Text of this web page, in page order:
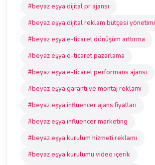
#beyaz eşya dijital pr ajansı
#beyaz eşya dijital reklam bütçesi yönetimi
#beyaz eşya e-ticaret dönüşüm arttırma
#beyaz eşya e-ticaret pazarlama
#beyaz eşya e-ticaret performans ajansı
#beyaz eşya garanti ve montaj reklamı
#beyaz eşya influencer ajans fiyatları
#beyaz eşya influencer marketing
#beyaz eşya kurulum hizmeti reklamı
#beyaz eşya kurulumu video içerik